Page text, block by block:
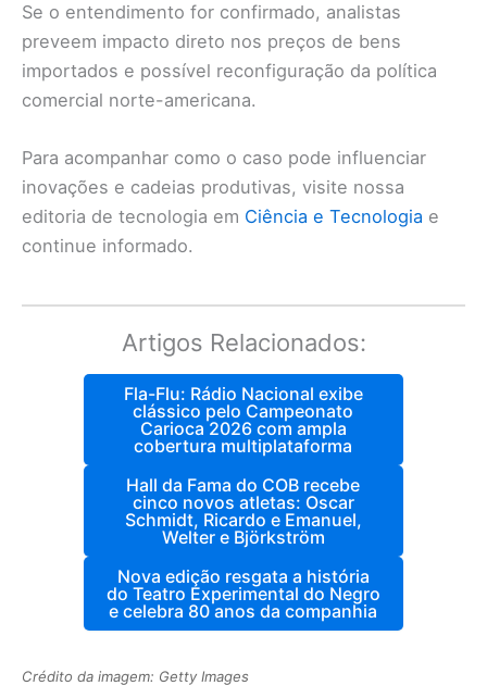
Se o entendimento for confirmado, analistas
preveem impacto direto nos preços de bens
importados e possível reconfiguração da política
comercial norte-americana.
Para acompanhar como o caso pode influenciar
inovações e cadeias produtivas, visite nossa
editoria de tecnologia em Ciência e Tecnologia e
continue informado.
Artigos Relacionados:
Fla-Flu: Rádio Nacional exibe
clássico pelo Campeonato
Carioca 2026 com ampla
cobertura multiplataforma
Hall da Fama do COB recebe
cinco novos atletas: Oscar
Schmidt, Ricardo e Emanuel,
Welter e Björkström
Nova edição resgata a história
do Teatro Experimental do Negro
e celebra 80 anos da companhia
Crédito da imagem: Getty Images